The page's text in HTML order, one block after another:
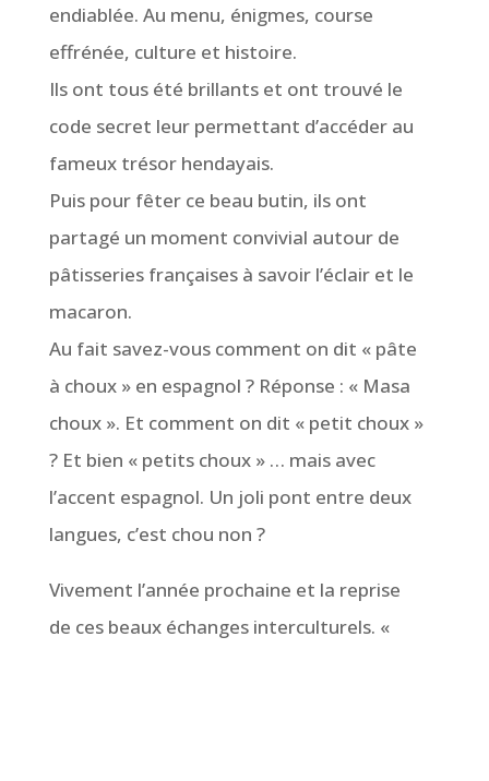
endiablée. Au menu, énigmes, course
effrénée, culture et histoire.
Ils ont tous été brillants et ont trouvé le
code secret leur permettant d’accéder au
fameux trésor hendayais.
Puis pour fêter ce beau butin, ils ont
partagé un moment convivial autour de
pâtisseries françaises à savoir l’éclair et le
macaron.
Au fait savez-vous comment on dit « pâte
à choux » en espagnol ? Réponse : « Masa
choux ». Et comment on dit « petit choux »
? Et bien « petits choux » … mais avec
l’accent espagnol. Un joli pont entre deux
langues, c’est chou non ?
Vivement l’année prochaine et la reprise
de ces beaux échanges interculturels. «